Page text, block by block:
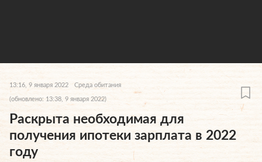
13:16, 9 января 2022 Среда обитания
(обновлено: 13:38, 9 января 2022)
Раскрыта необходимая для
получения ипотеки зарплата в 2022
году